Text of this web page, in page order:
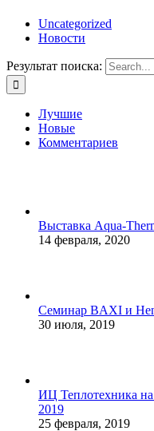
Uncategorized
Новости
Результат поиска:
Лучшие
Новые
Комментариев
Выставка Aqua-
14 февраля, 2020
Семинар BAXI и
30 июля, 2019
ИЦ Теплотехника
2019
25 февраля, 2019